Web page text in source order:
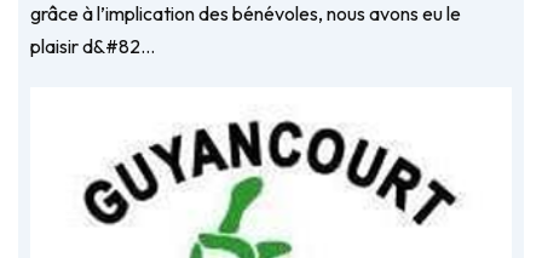
grâce à l’implication des bénévoles, nous avons eu le
plaisir d&#82…